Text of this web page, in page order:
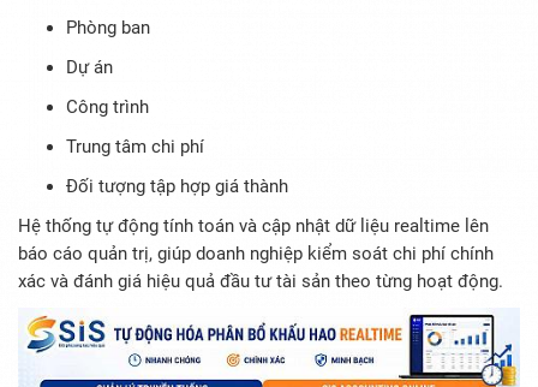
Phòng ban
Dự án
Công trình
Trung tâm chi phí
Đối tượng tập hợp giá thành
Hệ thống tự động tính toán và cập nhật dữ liệu realtime lên
báo cáo quản trị, giúp doanh nghiệp kiểm soát chi phí chính
xác và đánh giá hiệu quả đầu tư tài sản theo từng hoạt động.